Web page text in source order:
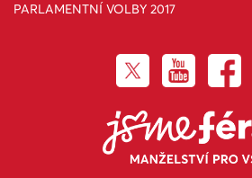
PARLAMENTNÍ VOLBY 2017